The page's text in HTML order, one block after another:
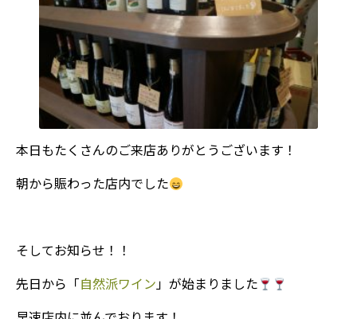
本日もたくさんのご来店ありがとうございます！
朝から賑わった店内でした
そしてお知らせ！！
先日から「自然派ワイン」が始まりました